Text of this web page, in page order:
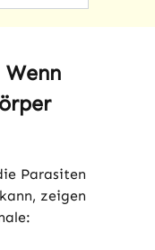
Parasiten
zeigen